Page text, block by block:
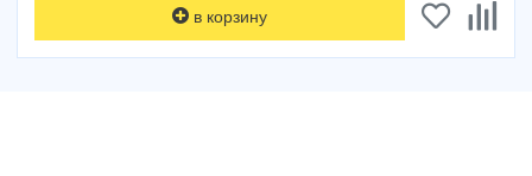
Коврик для душевой кабины
Смотреть все
в корзину